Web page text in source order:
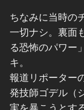
ちなみに当時の
一切ナシ。裏面
る恐怖のパワー
キ。
報道リポーター
発技師ゴデル（